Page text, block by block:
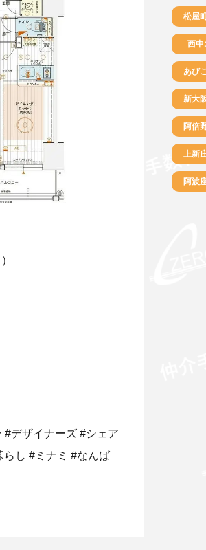
#デザイナーズ #シェア
らし #ミナミ #なんば
松屋
西中
あび
新大
阿倍
上新
阿波